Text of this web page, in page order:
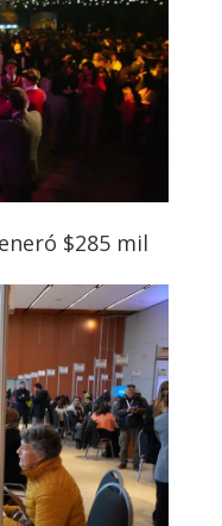
$285 mil